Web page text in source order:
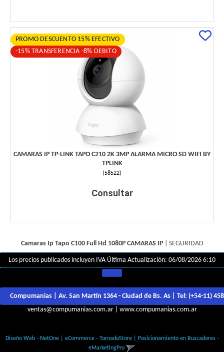
PROMO DESCUENTO 15% EFECTIVO
-15% TRANSFERENCIA -8% DEBITO
CAMARAS IP TP-LINK TAPO C210 2K 3MP ALARMA MICRO SD WIFI BY
TPLINK
(58522)
Consultar
Camaras Ip Tapo C100 Full Hd 1080P CAMARAS IP| SEGURIDAD
Los precios publicados incluyen IVA Última Actualización: 06/08/2026 6:10
Compumanias | Av. San Martín 1364 - Ciudad de Bs. As | Tel: (+54-11)
ventas@compumanias.com.ar| www.compumanias.com.ar
Diseño Web - NetOne| eCommerce - TornadoStore| Posicionamiento en Buscadores -
eMarketingPro